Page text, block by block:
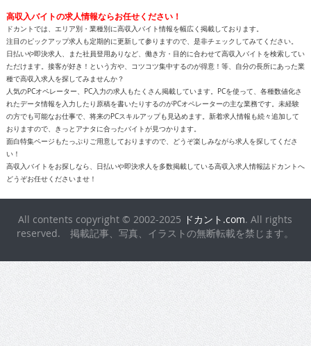
高収入バイトの求人情報ならお任せください！
ドカントでは、エリア別・業種別に高収入バイト情報を幅広く掲載しております。
注目のピックアップ求人も定期的に更新して参りますので、是非チェックしてみてください。
日払いや即決求人、また社員登用ありなど、働き方・目的に合わせて高収入バイトを検索してい
ただけます。接客が好き！という方や、コツコツ集中するのが得意！等、自分の長所にあった業
種で高収入求人を探してみませんか？
人気のPCオペレーター、PC入力の求人もたくさん掲載しています。PCを使って、各種数値化さ
れたデータ情報を入力したり原稿を書いたりするのがPCオペレーターの主な業務です。未経験
の方でも可能なお仕事で、将来のPCスキルアップも見込めます。新着求人情報も続々追加して
おりますので、きっとアナタに合ったバイトが見つかります。
面白特集ページもたっぷりご用意しておりますので、どうぞ楽しみながら求人を探してくださ
い！
高収入バイトをお探しなら、日払いや即決求人を多数掲載している高収入求人情報誌ドカントへ
どうぞお任せくださいませ！
All contents copyright © 2002-2025 ドカント.com. All rights
reserved. 掲載記事、写真、イラストの無断転載を禁じます。